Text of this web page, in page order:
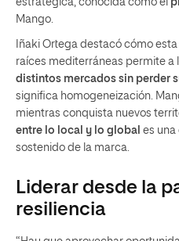
estratégica, conocida como el
Mango.
Iñaki Ortega destacó cómo
raíces mediterráneas permite a
distintos mercados sin perder
significa homogeneización.
mientras conquista nuevos
entre lo local y lo global es una
sostenido de la marca.
Liderar desde la
resiliencia